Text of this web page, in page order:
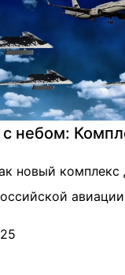
с небом:
новый